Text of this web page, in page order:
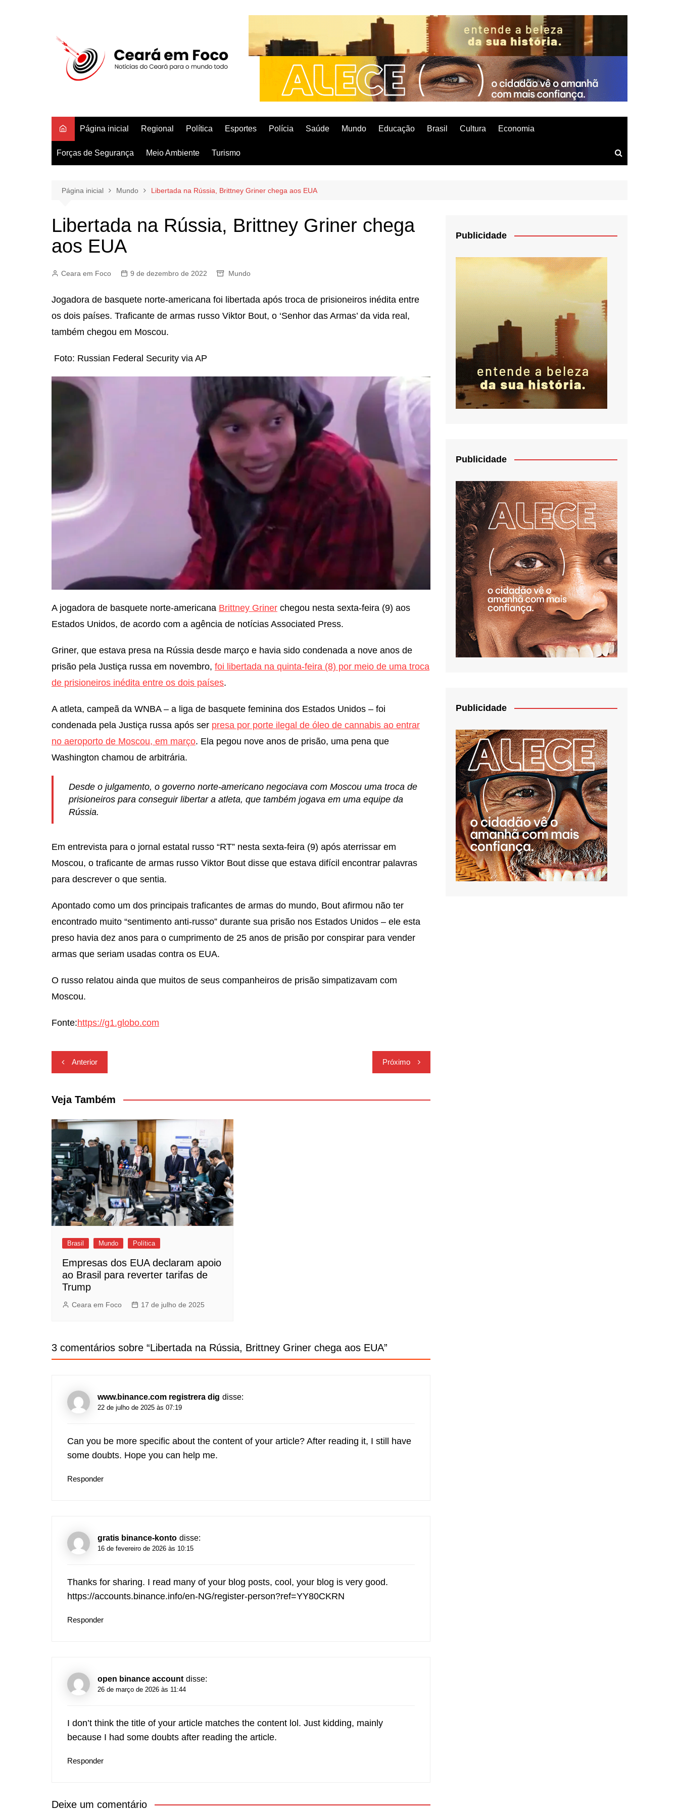
Página inicial Regional Política Esportes Polícia Saúde Mundo Educação Brasil Cultura Economia
Forças de Segurança Meio Ambiente Turismo
Página inicial Mundo Libertada na Rússia, Brittney Griner chega aos EUA
Libertada na Rússia, Brittney Griner chega
aos EUA
Ceara em Foco 9 de dezembro de 2022 Mundo
Jogadora de basquete norte-americana foi libertada após troca de prisioneiros inédita entre
os dois países. Traficante de armas russo Viktor Bout, o ‘Senhor das Armas’ da vida real,
também chegou em Moscou.
Foto: Russian Federal Security via AP
A jogadora de basquete norte-americana Brittney Griner chegou nesta sexta-feira (9) aos
Estados Unidos, de acordo com a agência de notícias Associated Press.
Griner, que estava presa na Rússia desde março e havia sido condenada a nove anos de
prisão pela Justiça russa em novembro, foi libertada na quinta-feira (8) por meio de uma troca
de prisioneiros inédita entre os dois países.
A atleta, campeã da WNBA – a liga de basquete feminina dos Estados Unidos – foi
condenada pela Justiça russa após ser presa por porte ilegal de óleo de cannabis ao entrar
no aeroporto de Moscou, em março. Ela pegou nove anos de prisão, uma pena que
Washington chamou de arbitrária.
Desde o julgamento, o governo norte-americano negociava com Moscou uma troca de
prisioneiros para conseguir libertar a atleta, que também jogava em uma equipe da
Rússia.
Em entrevista para o jornal estatal russo “RT” nesta sexta-feira (9) após aterrissar em
Moscou, o traficante de armas russo Viktor Bout disse que estava difícil encontrar palavras
para descrever o que sentia.
Apontado como um dos principais traficantes de armas do mundo, Bout afirmou não ter
encontrado muito “sentimento anti-russo” durante sua prisão nos Estados Unidos – ele esta
preso havia dez anos para o cumprimento de 25 anos de prisão por conspirar para vender
armas que seriam usadas contra os EUA.
O russo relatou ainda que muitos de seus companheiros de prisão simpatizavam com
Moscou.
Fonte:https://g1.globo.com
Navegação
de
Post
Anterior Próximo
Veja Também
Brasil Mundo Política
Empresas dos EUA declaram apoio
ao Brasil para reverter tarifas de
Trump
Ceara em Foco 17 de julho de 2025
3 comentários sobre “Libertada na Rússia, Brittney Griner chega aos EUA”
www.binance.com registrera dig disse:
22 de julho de 2025 às 07:19
Can you be more specific about the content of your article? After reading it, I still have
some doubts. Hope you can help me.
Responder
gratis binance-konto disse:
16 de fevereiro de 2026 às 10:15
Thanks for sharing. I read many of your blog posts, cool, your blog is very good.
https://accounts.binance.info/en-NG/register-person?ref=YY80CKRN
Responder
open binance account disse:
26 de março de 2026 às 11:44
I don’t think the title of your article matches the content lol. Just kidding, mainly
because I had some doubts after reading the article.
Responder
Deixe um comentário
Publicidade
Publicidade
Publicidade